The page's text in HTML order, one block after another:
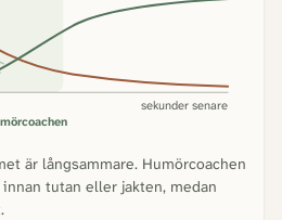
sekunder senare
är långsammare. Humörcoachen
tutan eller jakten, medan